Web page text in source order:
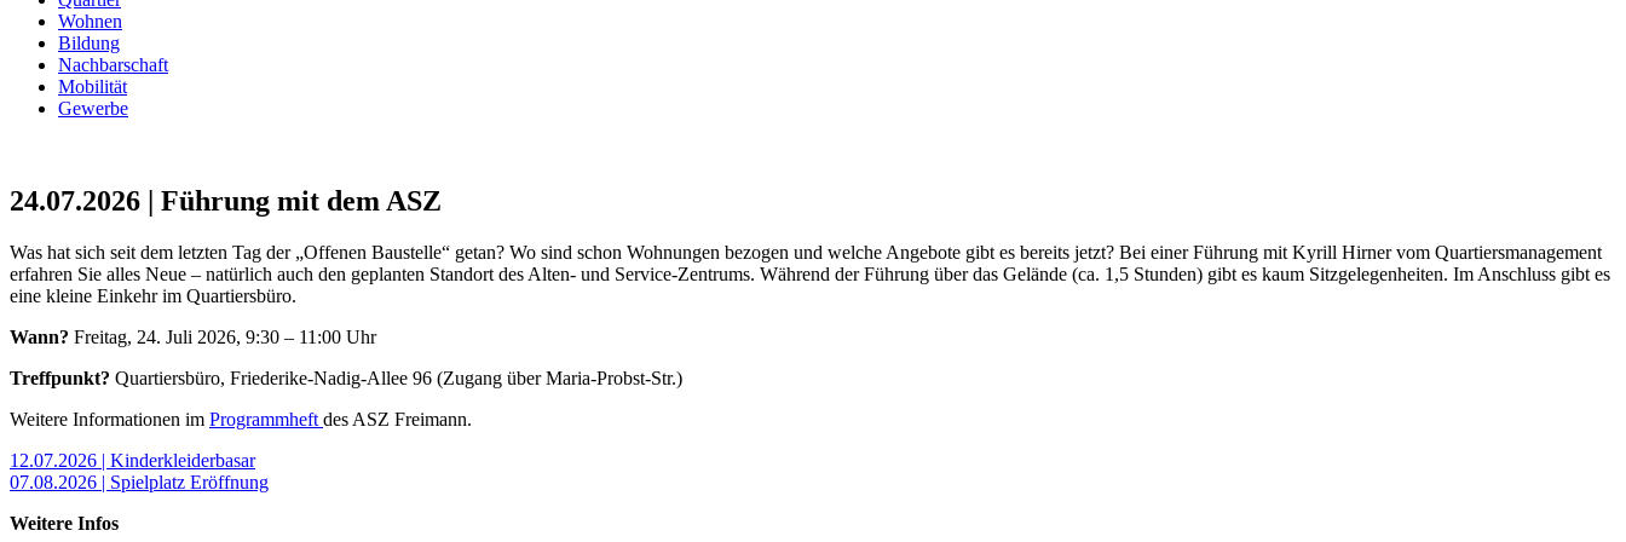
Wohnen
Bildung
Nachbarschaft
Mobilität
Gewerbe
24.07.2026 | Führung mit dem ASZ
Was hat sich seit dem letzten Tag der „Offenen Baustelle“ getan? Wo sind schon Wohnungen bezogen und welche Angebote gibt es bereits jetzt? Bei einer Führung mit Kyrill Hirner vom Quartiersmanagement
erfahren Sie alles Neue – natürlich auch den geplanten Standort des Alten- und Service-Zentrums. Während der Führung über das Gelände (ca. 1,5 Stunden) gibt es kaum Sitzgelegenheiten. Im Anschluss gibt es
eine kleine Einkehr im Quartiersbüro.
Wann? Freitag, 24. Juli 2026, 9:30 – 11:00 Uhr
Treffpunkt? Quartiersbüro, Friederike-Nadig-Allee 96 (Zugang über Maria-Probst-Str.)
Weitere Informationen im Programmheft des ASZ Freimann.
Beitragsnavigation
12.07.2026 | Kinderkleiderbasar
07.08.2026 | Spielplatz Eröffnung
Weitere Infos